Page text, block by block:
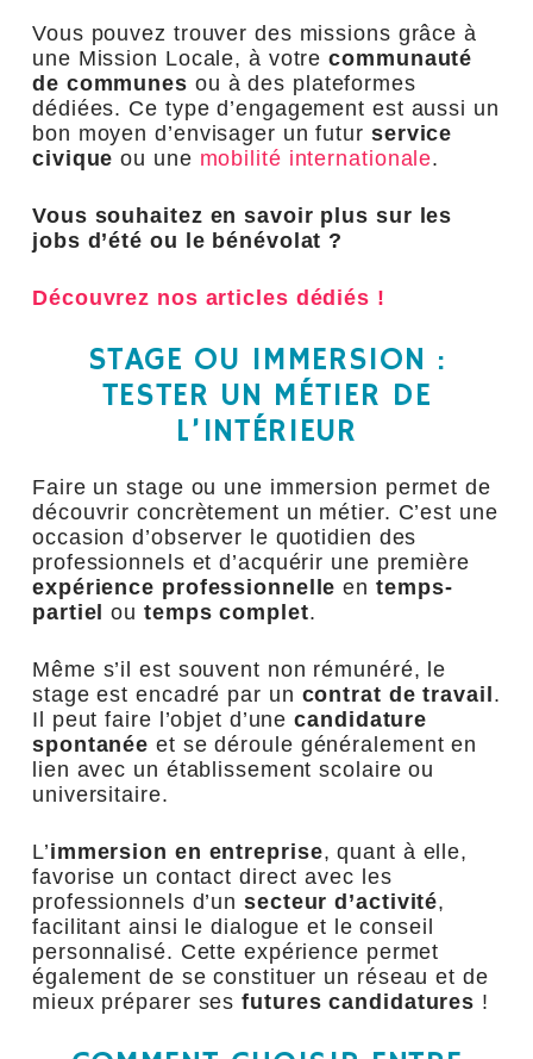
Vous pouvez trouver des missions grâce à
une Mission Locale, à votrecommunauté
de communes ou à des plateformes
dédiées. Ce type d’engagement est aussi un
bon moyen d’envisager un futur service
civique ou une mobilité internationale.
Vous souhaitez en savoir plus sur les
jobs d’été ou le bénévolat ?
Découvrez nos articles dédiés !
STAGE OU IMMERSION :
TESTER UN MÉTIER DE
L’INTÉRIEUR
Faire un stage ou une immersion permet de
découvrir concrètement un métier. C’est une
occasion d’observer le quotidien des
professionnels et d’acquérir une première
expérience professionnelle entemps-
partiel ou temps complet.
Même s’il est souvent non rémunéré, le
stage est encadré par un contrat de travail .
Il peut faire l’objet d’unecandidature
spontanée et se déroule généralement en
lien avec un établissement scolaire ou
universitaire.
L’immersion en entreprise, quant à elle,
favorise un contact direct avec les
professionnels d’un secteur d’activité,
facilitant ainsi le dialogue et le conseil
personnalisé. Cette expérience permet
également de se constituer un réseau et de
mieux préparer sesfutures candidatures !